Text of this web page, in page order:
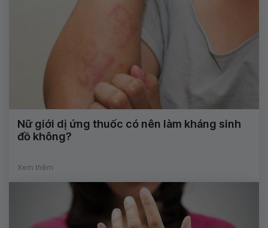
Nữ giới dị ứng thuốc có nên làm kháng sinh
đồ không?
Xem thêm